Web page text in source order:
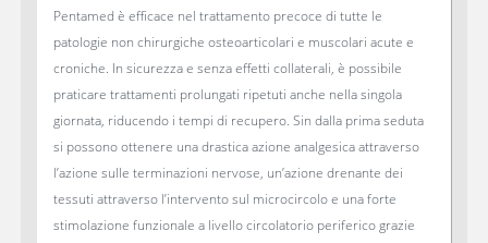
Pentamed è efficace nel trattamento precoce di tutte le
patologie non chirurgiche osteoarticolari e muscolari acute e
croniche. In sicurezza e senza effetti collaterali, è possibile
praticare trattamenti prolungati ripetuti anche nella singola
giornata, riducendo i tempi di recupero. Sin dalla prima seduta
si possono ottenere una drastica azione analgesica attraverso
l’azione sulle terminazioni nervose, un’azione drenante dei
tessuti attraverso l’intervento sul microcircolo e una forte
stimolazione funzionale a livello circolatorio periferico grazie